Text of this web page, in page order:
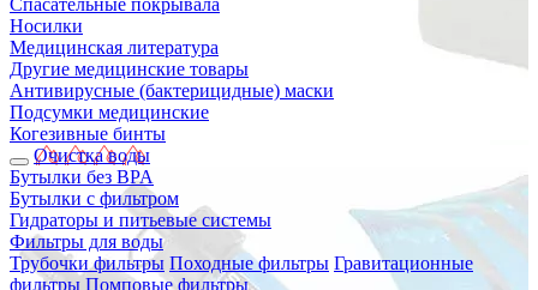
Спасательные покрывала
Носилки
Медицинская литература
Другие медицинские товары
Антивирусные (бактерицидные) маски
Подсумки медицинские
Когезивные бинты
Очистка воды
Бутылки без BPA
Бутылки с фильтром
Гидраторы и питьевые системы
Фильтры для воды
Трубочки фильтры Походные фильтры Гравитационные
фильтры Помповые фильтры